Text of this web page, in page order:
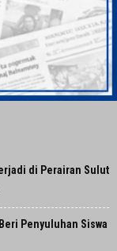
di Perairan Sulut
Penyuluhan Siswa